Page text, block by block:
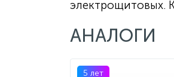
электрощитовых.
АНАЛОГИ
5 лет